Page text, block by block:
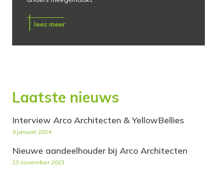
lees meer
Laatste nieuws
Interview Arco Architecten & YellowBellies
9 januari 2024
Nieuwe aandeelhouder bij Arco Architecten
23 november 2023